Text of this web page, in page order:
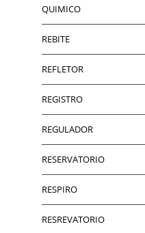
QUIMICO
REBITE
REFLETOR
REGISTRO
REGULADOR
RESERVATORIO
RESPIRO
RESREVATORIO